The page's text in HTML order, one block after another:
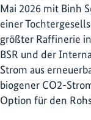
Mai 2026 mit Binh
einer
größter Raffinerie
BSR und der
Strom aus
biogener CO2-
Option für den